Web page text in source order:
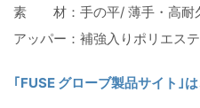
素 材：手の平/ 薄手・高耐
アッパー：補強入りポリエス
｢FUSE グローブ製品サイト｣